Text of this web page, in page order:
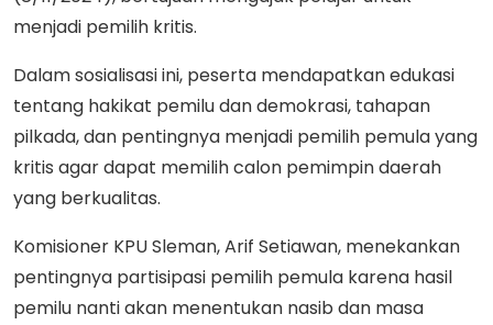
menjadi pemilih kritis.
Dalam sosialisasi ini, peserta mendapatkan edukasi
tentang hakikat pemilu dan demokrasi, tahapan
pilkada, dan pentingnya menjadi pemilih pemula yang
kritis agar dapat memilih calon pemimpin daerah
yang berkualitas.
Komisioner KPU Sleman, Arif Setiawan, menekankan
pentingnya partisipasi pemilih pemula karena hasil
pemilu nanti akan menentukan nasib dan masa